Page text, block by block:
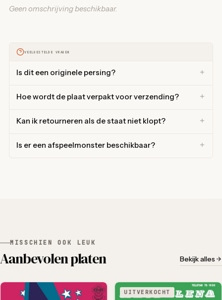
Geen omschrijving beschikbaar.
VEELGESTELDE VRAGEN
Is dit een originele persing?
Hoe wordt de plaat verpakt voor verzending?
Kan ik retourneren als de staat niet klopt?
Is er een afspeelmonster beschikbaar?
MISSCHIEN OOK LEUK
Aanbevolen platen Bekijk alles
UITVERKOCHT